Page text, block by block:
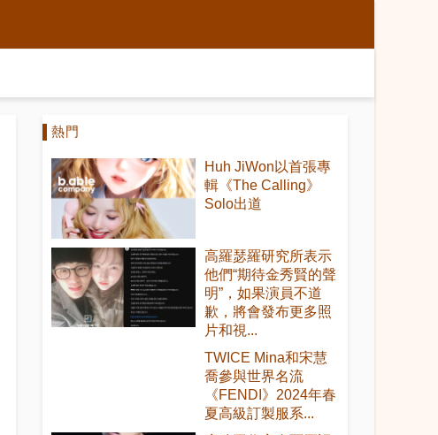
熱門
Huh JiWon以首張專
輯《The Calling》
Solo出道
高羅瑟羅研究所表示
他們“期待金秀賢的聲
明”，如果演員不道
歉，將會發布更多照
片和視...
TWICE Mina和宋慧
喬參與世界名流
《FENDI》2024年春
夏高級訂製服系...